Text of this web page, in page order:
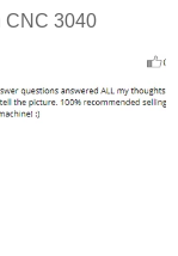
CNC 3040